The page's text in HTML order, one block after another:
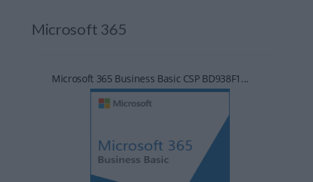
Microsoft 365
Microsoft 365 Business Basic CSP BD938F1...